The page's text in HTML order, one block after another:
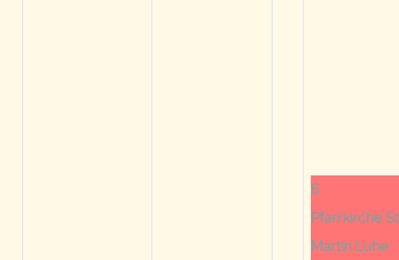
6
Pfarrkirche
Martin Luhe